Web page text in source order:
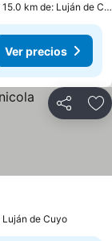
Mendoza Capital, a 15.0 km de: Luján de Cuyo
Ver precios
Compartir
Luján de Cuyo